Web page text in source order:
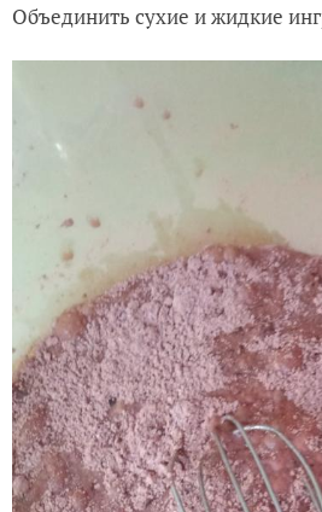
Объединить сухие и жидкие